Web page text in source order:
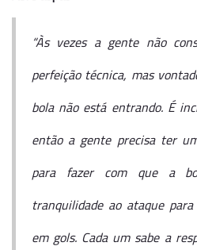
“Às vezes a gente não
perfeição técnica, mas
bola não está entrando. É
então a gente precisa ter
para fazer com que a
tranquilidade ao ataque
em gols. Cada um sabe a